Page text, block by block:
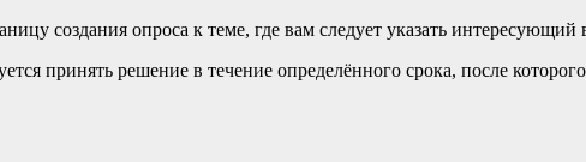
создания опроса к теме, где вам следует указать интересующий
принять решение в течение определённого срока, после